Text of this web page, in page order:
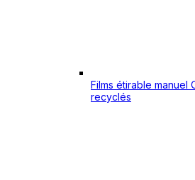
Films étirable manuel
recyclés